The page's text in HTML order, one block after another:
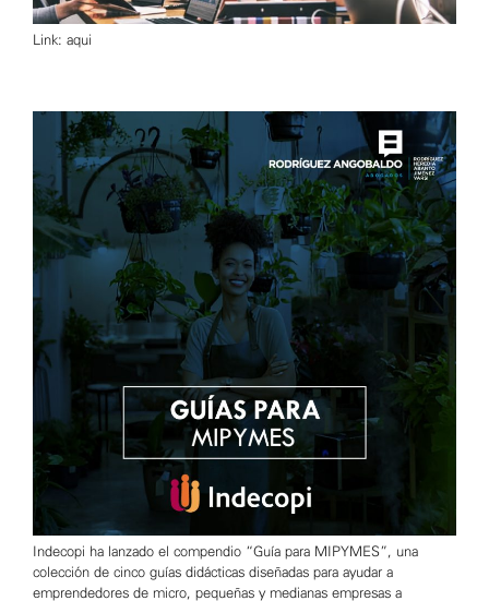
Link: aqui
Indecopi ha lanzado el compendio “Guía para MIPYMES”, una
colección de cinco guías didácticas diseñadas para ayudar a
emprendedores de micro, pequeñas y medianas empresas a